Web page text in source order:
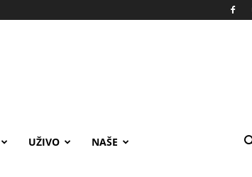
UŽIVO NAŠE